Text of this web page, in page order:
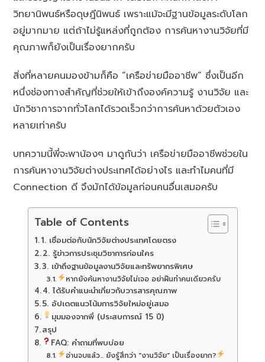
วิทยานิพนธ์หรือดุษฎีนิพนธ์ เพราะแม้จะมีฐานข้อมูลระดับโลก
อยู่มากมาย แต่ถ้าไม่รู้แหล่งที่ถูกต้อง การค้นหางานวิจัยที่มี
คุณภาพก็ยังเป็นเรื่องยากครับ
สิ่งที่หลายคนมองข้ามก็คือ “เครือข่ายมืออาชีพ” ซึ่งเป็นอีก
หนึ่งช่องทางสำคัญที่ช่วยให้เข้าถึงองค์ความรู้ งานวิจัย และ
นักวิชาการจากทั่วโลกได้รวดเร็วกว่าการค้นหาด้วยตัวเอง
หลายเท่าครับ
บทความนี้พี่จะพาน้องๆ มาดูกันว่า เครือข่ายมืออาชีพช่วยใน
การค้นหางานวิจัยต่างประเทศได้อย่างไร และทำไมคนที่มี
Connection ดี จึงมักได้ข้อมูลก่อนคนอื่นเสมอครับ
Table of Contents
1. เชื่อมต่อกับนักวิจัยต่างประเทศโดยตรง
2. รู้ข่าวการประชุมวิชาการก่อนใคร
3. เข้าถึงฐานข้อมูลงานวิจัยและทรัพยากรพิเศษ
หากยังค้นหางานวิจัยไม่เจอ อย่าฝืนทำคนเดียวครับ
4. ได้รับคำแนะนำเกี่ยวกับวารสารคุณภาพ
5. อัปเดตแนวโน้มการวิจัยใหม่อยู่เสมอ
มุมมองจากพี่ (ประสบการณ์ 15 ปี)
สรุป
FAQ: คำถามที่พบบ่อย
อ่านจบแล้ว... ยังรู้สึกว่า "งานวิจัย" เป็นเรื่องยาก?